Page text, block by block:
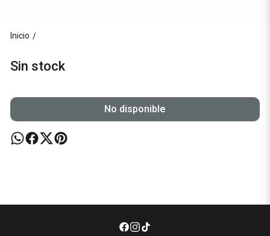
Inicio /
Sin stock
No disponible